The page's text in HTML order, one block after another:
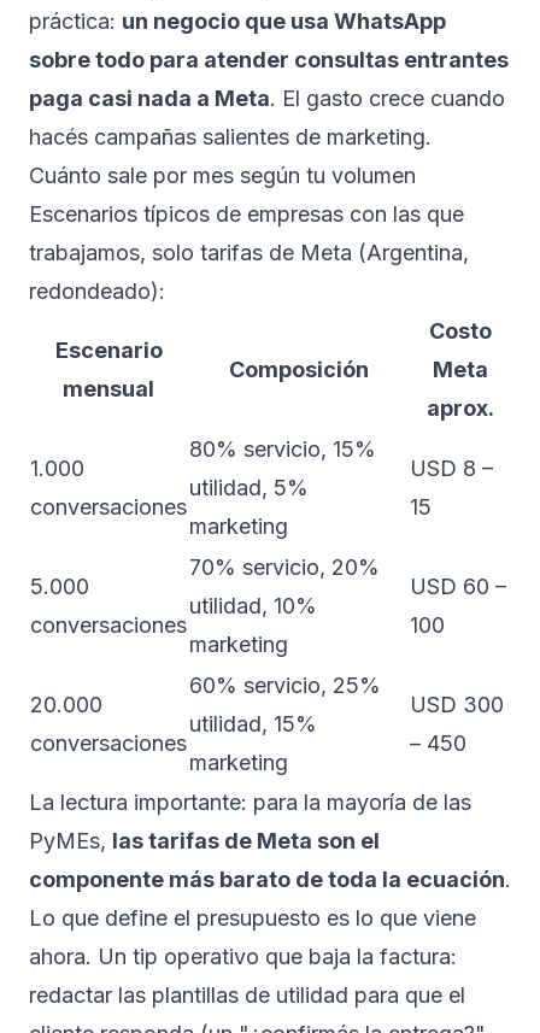
práctica: un negocio que usa WhatsApp
sobre todo para atender consultas entrantes
paga casi nada a Meta. El gasto crece cuando
hacés campañas salientes de marketing.
Cuánto sale por mes según tu volumen
Escenarios típicos de empresas con las que
trabajamos, solo tarifas de Meta (Argentina,
redondeado):
Escenario
mensual
Composición
Costo
Meta
aprox.
1.000
conversaciones
80% servicio, 15%
utilidad, 5%
marketing
USD 8 –
15
5.000
conversaciones
70% servicio, 20%
utilidad, 10%
marketing
USD 60 –
100
20.000
conversaciones
60% servicio, 25%
utilidad, 15%
marketing
USD 300
– 450
La lectura importante: para la mayoría de las
PyMEs, las tarifas de Meta son el
componente más barato de toda la ecuación.
Lo que define el presupuesto es lo que viene
ahora. Un tip operativo que baja la factura:
redactar las plantillas de utilidad para que el